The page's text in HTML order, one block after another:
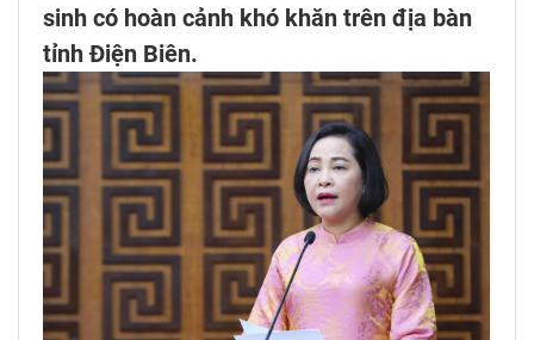
sinh có hoàn cảnh khó khăn trên địa bàn
tỉnh Điện Biên.